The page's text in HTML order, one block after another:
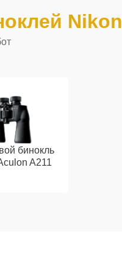
Nikon
бинокль
A211